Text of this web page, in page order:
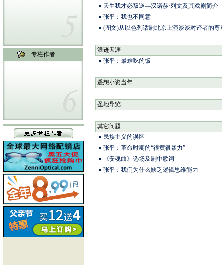
专栏作者
天生我才必叛逆—汉诺赫·列文及其戏剧简介
张平：我也不同意
(图文)从以色列话剧北京上演谈谈对译者的尊
浪迹天涯
张平：最难吃的饭
遥想小资当年
圣地导览
其它问题
民族主义的误区
张平：革命时期的“很黄很暴力”
《安魂曲》选场及剧中歌词
张平：我们为什么缺乏逻辑思维能力